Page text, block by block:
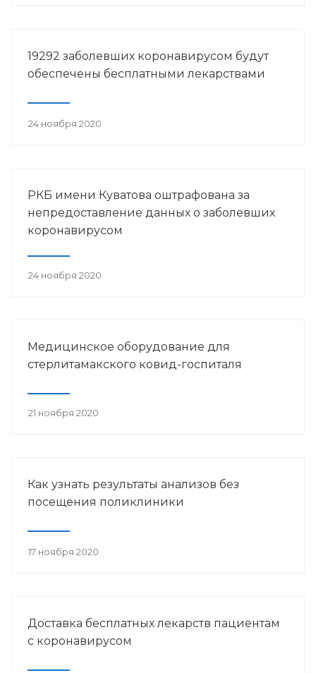
19292 заболевших коронавирусом будут
обеспечены бесплатными лекарствами
24 ноября 2020
РКБ имени Куватова оштрафована за
непредоставление данных о заболевших
коронавирусом
24 ноября 2020
Медицинское оборудование для
стерлитамакского ковид-госпиталя
21 ноября 2020
Как узнать результаты анализов без
посещения поликлиники
17 ноября 2020
Доставка бесплатных лекарств пациентам
с коронавирусом